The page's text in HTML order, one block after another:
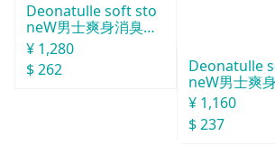
Deonatulle soft sto
neW男士爽身消臭止
汗石 中世紀 20g
¥ 1,280
$ 262
Deonatulle
neW男士爽
消臭石２０ｇ
¥ 1,160
$ 237